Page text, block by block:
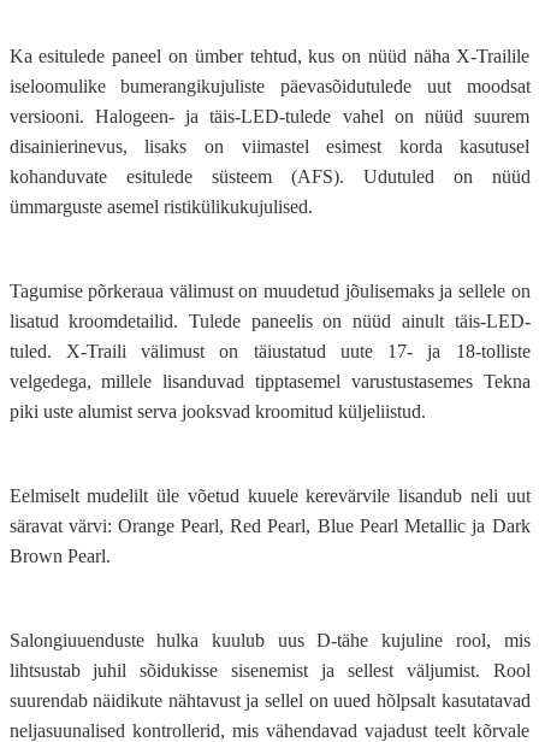
Ka esitulede paneel on ümber tehtud, kus on nüüd näha X-Trailile
iseloomulike bumerangikujuliste päevasõidutulede uut moodsat
versiooni. Halogeen- ja täis-LED-tulede vahel on nüüd suurem
disainierinevus, lisaks on viimastel esimest korda kasutusel
kohanduvate esitulede süsteem (AFS). Udutuled on nüüd
ümmarguste asemel ristikülikukujulised.
Tagumise põrkeraua välimust on muudetud jõulisemaks ja sellele on
lisatud kroomdetailid. Tulede paneelis on nüüd ainult täis-LED-
tuled. X-Traili välimust on täiustatud uute 17- ja 18-tolliste
velgedega, millele lisanduvad tipptasemel varustustasemes Tekna
piki uste alumist serva jooksvad kroomitud küljeliistud.
Eelmiselt mudelilt üle võetud kuuele kerevärvile lisandub neli uut
säravat värvi: Orange Pearl, Red Pearl, Blue Pearl Metallic ja Dark
Brown Pearl.
Salongiuuenduste hulka kuulub uus D-tähe kujuline rool, mis
lihtsustab juhil sõidukisse sisenemist ja sellest väljumist. Rool
suurendab näidikute nähtavust ja sellel on uued hõlpsalt kasutatavad
neljasuunalised kontrollerid, mis vähendavad vajadust teelt kõrvale